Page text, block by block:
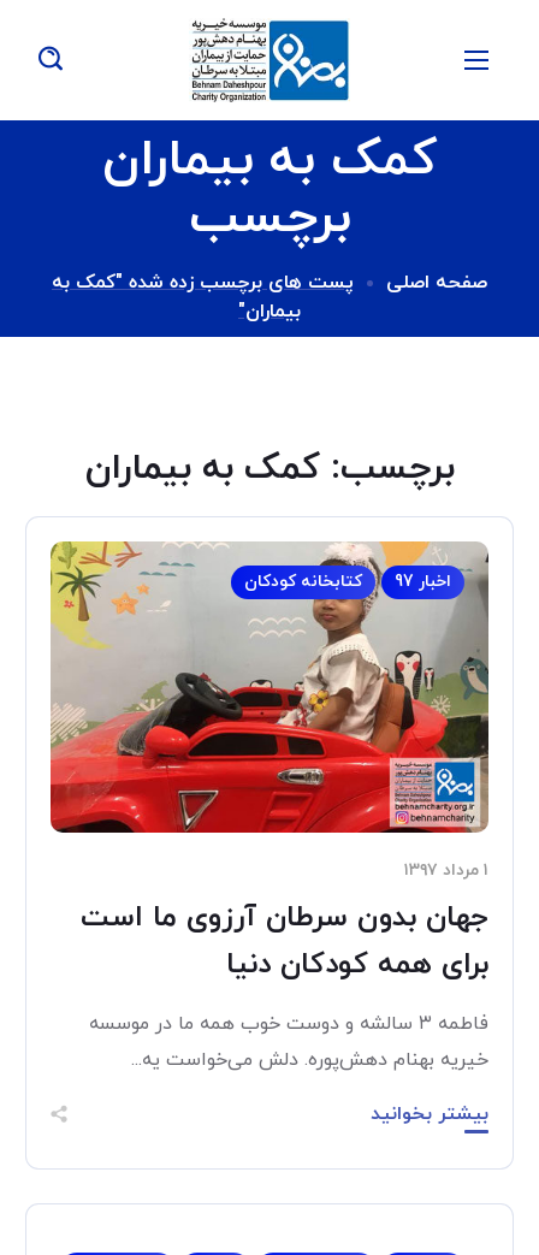
کمک به بیماران
برچسب
صفحه اصلی
پست های برچسب زده شده "کمک به
بیماران"
برچسب:کمک به بیماران
اخبار 97 کتابخانه کودکان
۱ مرداد ۱۳۹۷
جهان بدون سرطان آرزوی ما است
برای همه کودکان دنیا
فاطمه ٣ سالشه و دوست خوب همه ما در موسسه
خیریه بهنام دهش‌پوره. دلش می‌خواست یه...
بیشتر بخوانید